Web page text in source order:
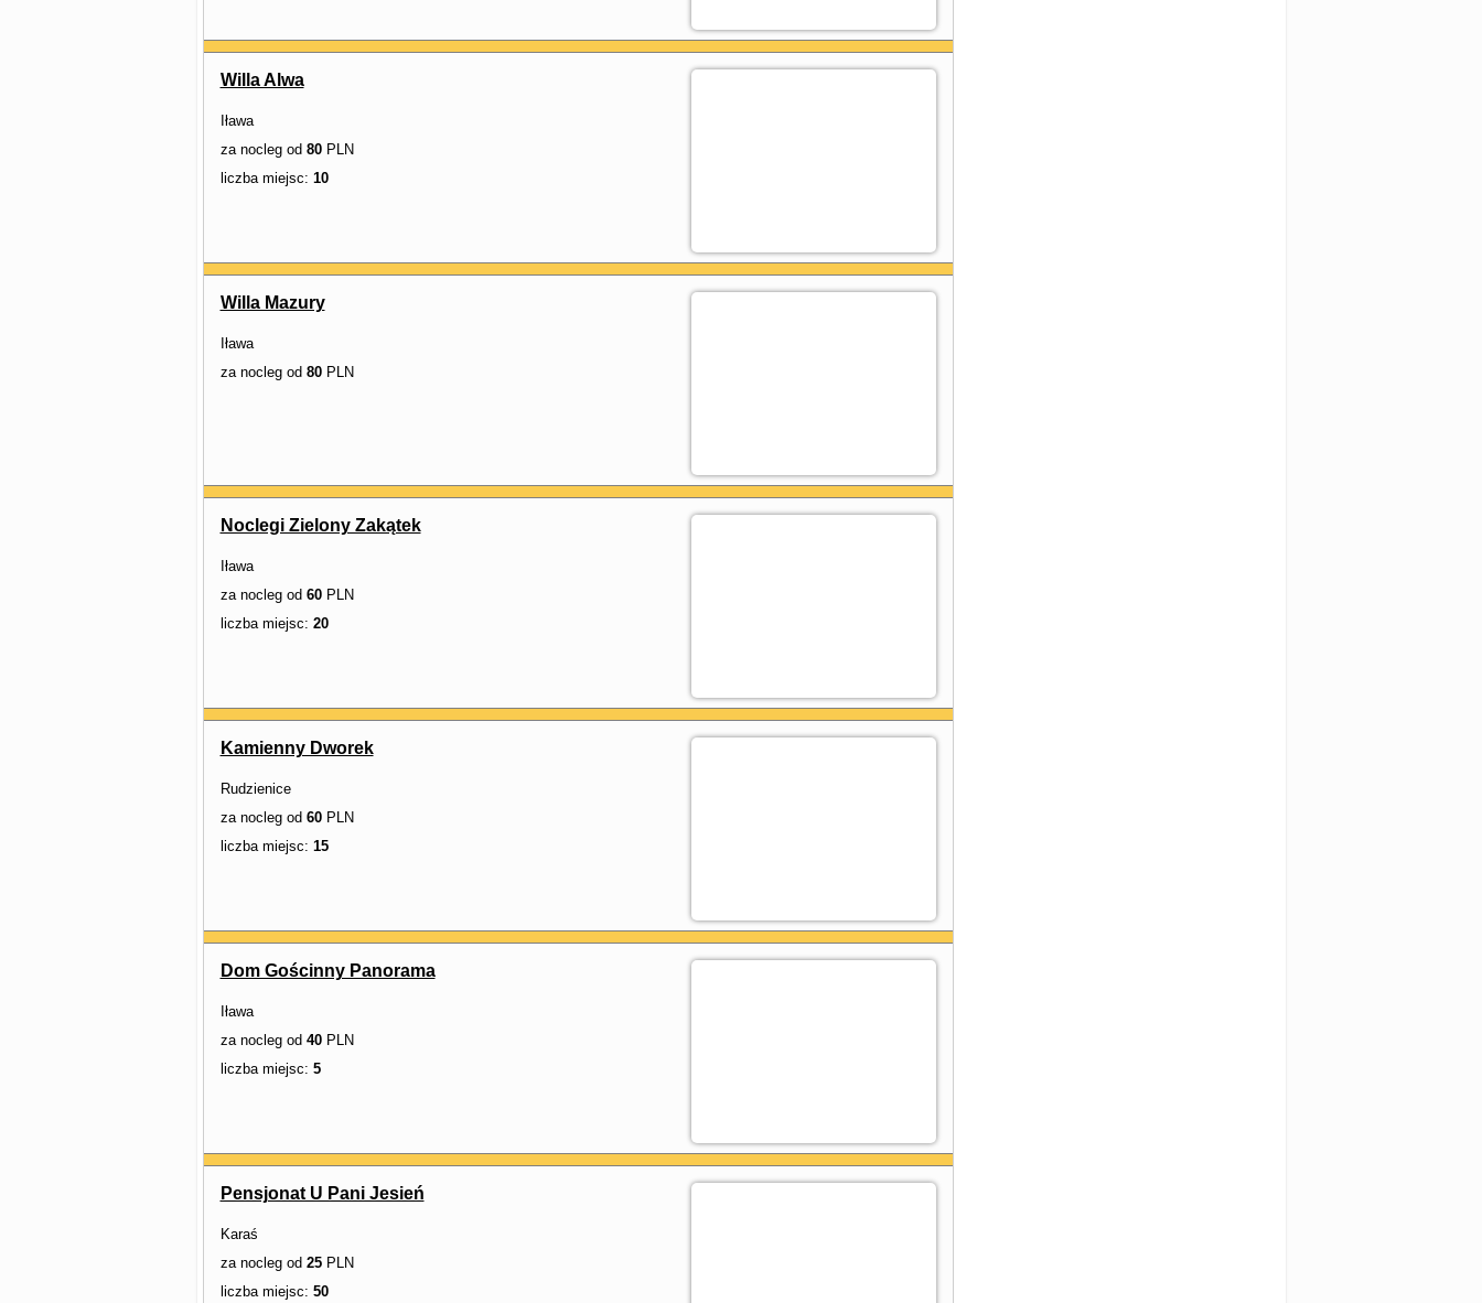
Willa Alwa
Iława
za nocleg od 80PLN
liczba miejsc: 10
Willa Mazury
Iława
za nocleg od 80PLN
Noclegi Zielony Zakątek
Iława
za nocleg od 60PLN
liczba miejsc: 20
Kamienny Dworek
Rudzienice
za nocleg od 60PLN
liczba miejsc: 15
Dom Gościnny Panorama
Iława
za nocleg od 40PLN
liczba miejsc: 5
Pensjonat U Pani Jesień
Karaś
za nocleg od 25PLN
liczba miejsc: 50